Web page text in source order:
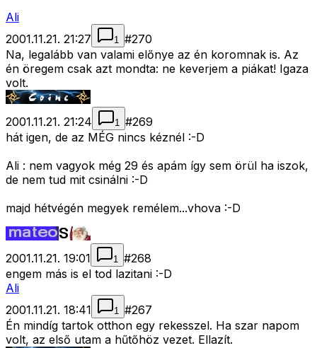
Ali
2001.11.21. 21:27
1 #270
Na, legalább van valami előnye az én koromnak is. Az
én öregem csak azt mondta: ne keverjem a piákat! Igaza
volt.
2001.11.21. 21:24 1 #269
hát igen, de az MÉG nincs kéznél :-D
Ali : nem vagyok még 29 és apám így sem örül ha iszok,
de nem tud mit csinálni :-D
majd hétvégén megyek remélem...vhova :-D
2001.11.21. 19:01 1 #268
engem más is el tod lazitani :-D
Ali
2001.11.21. 18:41
1 #267
Én mindíg tartok otthon egy rekesszel. Ha szar napom
volt, az első utam a hűtőhöz vezet. Ellazít.